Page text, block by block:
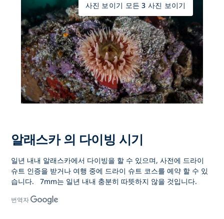
사진 보이기 모든 3 사진 보이기
알래스카 의 다이빙 시기
일년 내내 알래스카에서 다이빙을 할 수 있으며, 사전에 드라이
슈트 인증을 받거나 여행 중에 드라이 슈트 코스를 예약 할 수 있
습니다.
7mm는 일년 내내 충분히 따뜻하지 않을 것입니다.
번역자